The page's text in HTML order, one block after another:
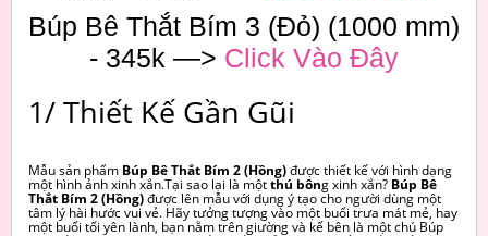
Búp Bê Thắt Bím 3 (Đỏ) (1000 mm)
- 345k —> Click Vào Đây
1/ Thiết Kế Gần Gũi
Mẫu sản phẩm Búp Bê Thắt Bím 2 (Hồng)được thiết kế với hình dạng
một hình ảnh xinh xắn.Tại sao lại là mộtthú bông xinh xắn? Búp Bê
Thắt Bím 2 (Hồng)được lên mẫu với dụng ý tạo cho người dùng một
tâm lý hài hước vui vẻ. Hãy tưởng tượng vào một buổi trưa mát mẻ, hay
một buổi tối yên lành, bạn nằm trên giường và kế bên là một chú Búp